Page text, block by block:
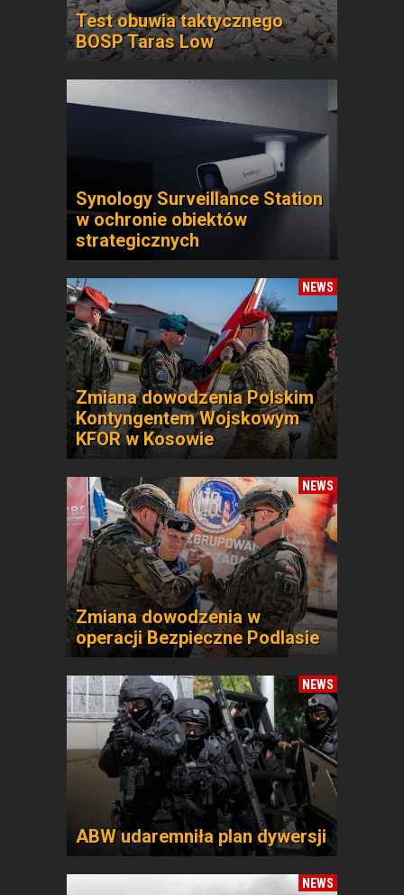
Test obuwia taktycznego
BOSP Taras Low
Synology Surveillance Station
w ochronie obiektów
strategicznych
NEWS
Zmiana dowodzenia Polskim
Kontyngentem Wojskowym
KFOR w Kosowie
NEWS
Zmiana dowodzenia w
operacji Bezpieczne Podlasie
NEWS
ABW udaremniła plan dywersji
NEWS